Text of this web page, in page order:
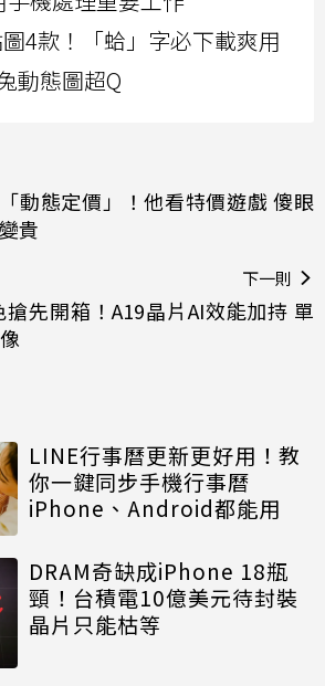
4款！「蛤」字必下載爽用
動態圖超Q
動態定價」！他看特價遊戲 傻眼
貴
下一則
先開箱！A19晶片AI效能加持 單
LINE行事曆更新更好用！教
你一鍵同步手機行事曆
iPhone、Android都能用
DRAM奇缺成iPhone 18瓶
頸！台積電10億美元待封裝
晶片只能枯等